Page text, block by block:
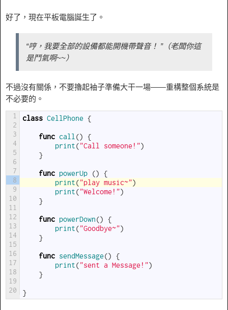
好了，現在平板電腦誕生了。
“哼，我要全部的設備都能開機帶聲音！ ”（老闆你這
是鬥氣啊~~）
不過沒有關係，不要擼起袖子準備大干一場——重構整個系統是
不必要的。
1
2
3
4
5
6
7
8
9
10
11
12
13
14
15
16
17
18
19
20
class CellPhone {
func call ()
{
print("Call someone!")
}
func powerUp ()
{
print("play music~")
print("Welcome!")
}
func powerDown()
{
print("Goodbye~")
}
func sendMessage()
{
print("sent a Message!")
}
}